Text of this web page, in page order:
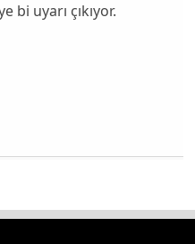
bi uyarı çıkıyor.